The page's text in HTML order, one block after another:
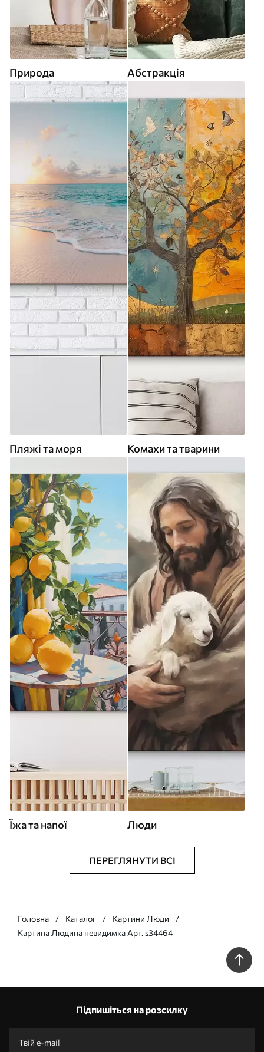
Природа Абстракція
Пляжі та моря Комахи та тварини
Їжа та напої Люди
ПЕРЕГЛЯНУТИ ВСІ
Головна Каталог
Картини Люди
Картина Людина невидимка Арт. s34464
Підпишіться на розсилку